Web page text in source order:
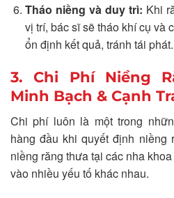
Tháo niềng và duy trì: Khi
vị trí, bác sĩ sẽ tháo khí cụ và
ổn định kết quả, tránh tái phát.
3. Chi Phí Niềng
Minh Bạch & Cạnh
Chi phí luôn là một trong
hàng đầu khi quyết định niềng
niềng răng thưa tại các nha
vào nhiều yếu tố khác nhau.